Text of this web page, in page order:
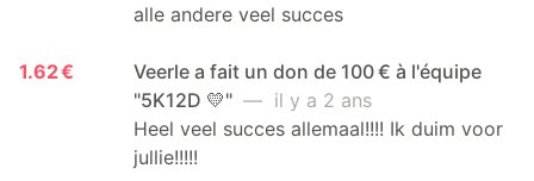
alle andere veel succes
1.62 €
Veerle a fait un don de 100 € à l'équipe
"5K12D 💛" — il y a 2 ans
Heel veel succes allemaal!!!! Ik duim voor
jullie!!!!!